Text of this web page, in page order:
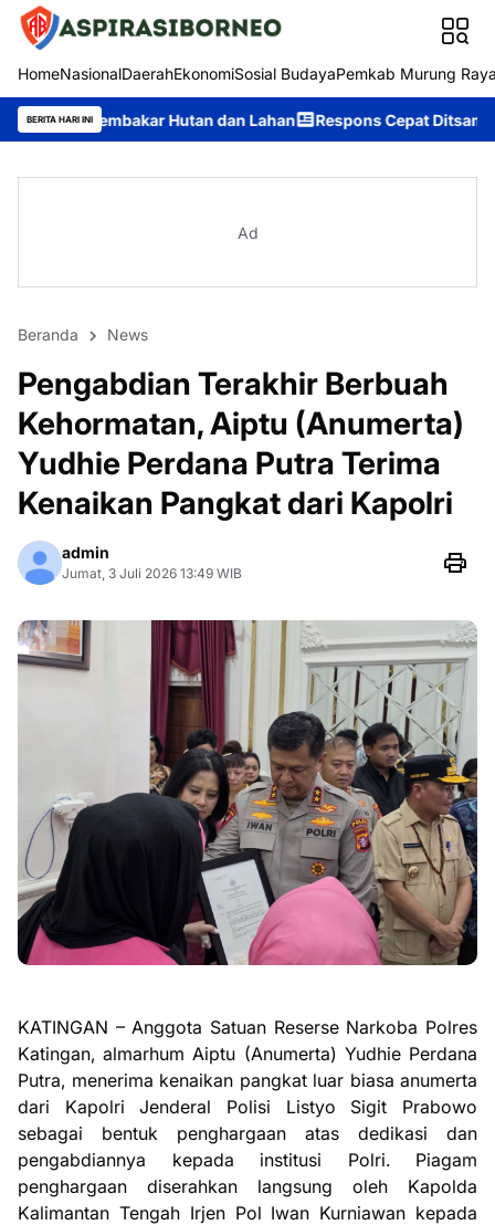
HomeNasionalDaerahEkonomiSosial BudayaPemkab Murung
BERITA HARI INI
Hutan dan Lahan Respons Cepat Ditsamapta Polda
Ad
Beranda News
Pengabdian Terakhir Berbuah
Kehormatan, Aiptu (Anumerta)
Yudhie Perdana Putra Terima
Kenaikan Pangkat dari Kapolri
admin
Jumat, 3 Juli 2026 13:49 WIB
KATINGAN – Anggota Satuan Reserse Narkoba Polres
Katingan, almarhum Aiptu (Anumerta) Yudhie Perdana
Putra, menerima kenaikan pangkat luar biasa anumerta
dari Kapolri Jenderal Polisi Listyo Sigit Prabowo
sebagai bentuk penghargaan atas dedikasi dan
pengabdiannya kepada institusi Polri. Piagam
penghargaan diserahkan langsung oleh Kapolda
Kalimantan Tengah Irjen Pol Iwan Kurniawan kepada